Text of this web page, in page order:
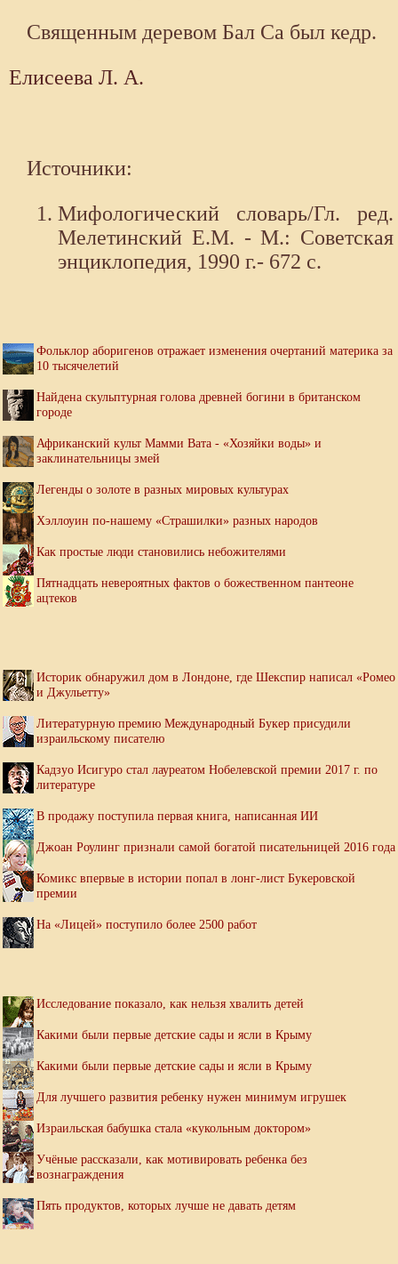
Священным деревом Бал Са был кедр.
Елисеева Л. А.
Источники:
Мифологический словарь/Гл. ред.
Мелетинский Е.М. - М.: Советская
энциклопедия, 1990 г.- 672 с.
Фольклор аборигенов отражает изменения очертаний материка за
10 тысячелетий
Найдена скульптурная голова древней богини в британском
городе
Африканский культ Мамми Вата - «Хозяйки воды» и
заклинательницы змей
Легенды о золоте в разных мировых культурах
Хэллоуин по-нашему «Страшилки» разных народов
Как простые люди становились небожителями
Пятнадцать невероятных фактов о божественном пантеоне
ацтеков
Историк обнаружил дом в Лондоне, где Шекспир написал «Ромео
и Джульетту»
Литературную премию Международный Букер присудили
израильскому писателю
Кадзуо Исигуро стал лауреатом Нобелевской премии 2017 г. по
литературе
В продажу поступила первая книга, написанная ИИ
Джоан Роулинг признали самой богатой писательницей 2016 года
Комикс впервые в истории попал в лонг-лист Букеровской
премии
На «Лицей» поступило более 2500 работ
Исследование показало, как нельзя хвалить детей
Какими были первые детские сады и ясли в Крыму
Какими были первые детские сады и ясли в Крыму
Для лучшего развития ребенку нужен минимум игрушек
Израильская бабушка стала «кукольным доктором»
Учёные рассказали, как мотивировать ребенка без
вознаграждения
Пять продуктов, которых лучше не давать детям